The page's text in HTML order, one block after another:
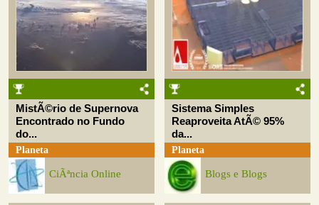
MistÃ©rio de Supernova
Encontrado no Fundo
do...
Planeta
CiÃªncia Online
Sistema Simples
Reaproveita AtÃ© 95%
da...
Planeta
Blogs e Blogs